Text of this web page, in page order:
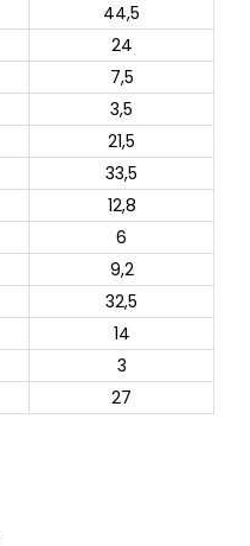
44,5
24
7,5
3,5
21,5
33,5
12,8
6
9,2
32,5
14
3
27